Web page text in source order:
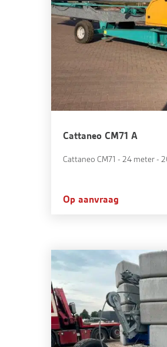
Cattaneo CM71 A
Cattaneo CM71 - 24 meter -
Op aanvraag